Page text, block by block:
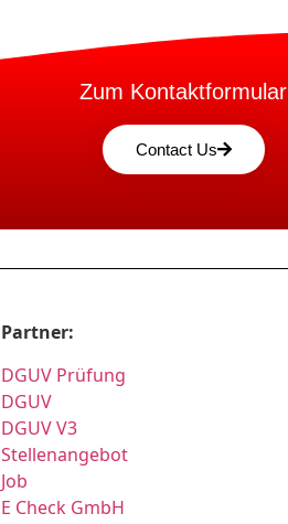
Zum Kontaktformular
Contact Us
Partner:
DGUV Prüfung
DGUV
DGUV V3
Stellenangebot
Job
E Check GmbH